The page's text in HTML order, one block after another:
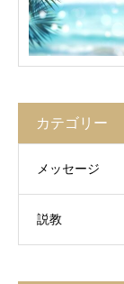
カテゴリー
メッセージ
説教